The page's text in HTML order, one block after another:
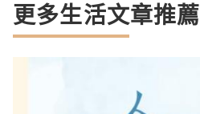
更多生活文章推薦